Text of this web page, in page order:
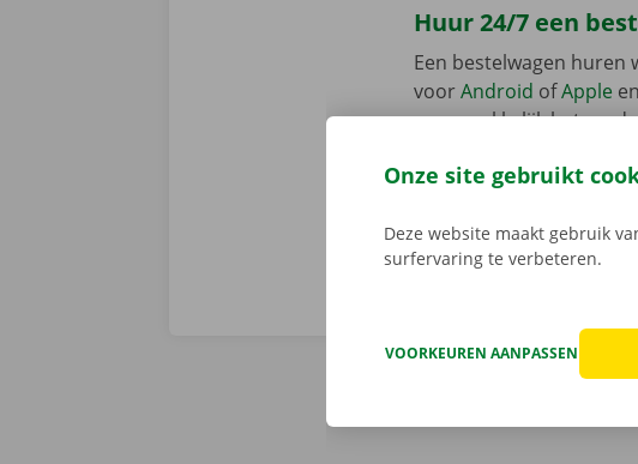
Huur 24/7 een
Een bestelwagen huren
voorAndroid ofApple
en gemakkelijk het
Onze site gebruikt
Deze website maakt gebruik
surfervaring te verbeteren.
VOORKEUREN AANPASSEN